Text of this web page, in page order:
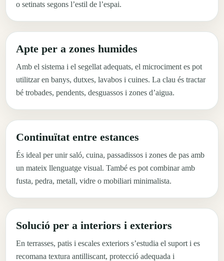
o setinats segons l’estil de l’espai.
Apte per a zones humides
Amb el sistema i el segellat adequats, el microciment es pot
utilitzar en banys, dutxes, lavabos i cuines. La clau és tractar
bé trobades, pendents, desguassos i zones d’aigua.
Continuïtat entre estances
És ideal per unir saló, cuina, passadissos i zones de pas amb
un mateix llenguatge visual. També es pot combinar amb
fusta, pedra, metall, vidre o mobiliari minimalista.
Solució per a interiors i exteriors
En terrasses, patis i escales exteriors s’estudia el suport i es
recomana textura antilliscant, protecció adequada i